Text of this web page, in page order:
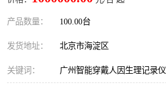
产品数量： 100.00台
发货地址： 北京市海淀区
关键词： 广州智能穿戴人因生理记录仪